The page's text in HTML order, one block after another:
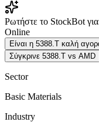
Ρωτήστε το StockBot
Online
Είναι η 5388.T καλή
Σύγκρινε 5388.T vs AMD
Sector
Basic Materials
Industry